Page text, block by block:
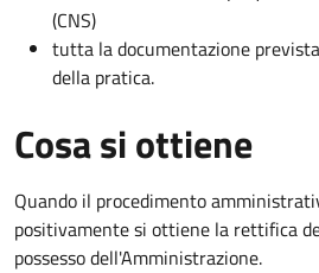
(CNS)
tutta la documentazione
della pratica.
Cosa si ottiene
Quando il procedimento
positivamente si ottiene la rettifica
possesso dell'Amministrazione.